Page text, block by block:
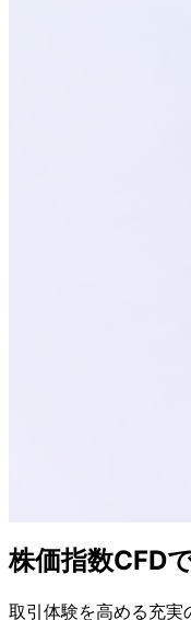
株価指数CFD
取引体験を高める充実